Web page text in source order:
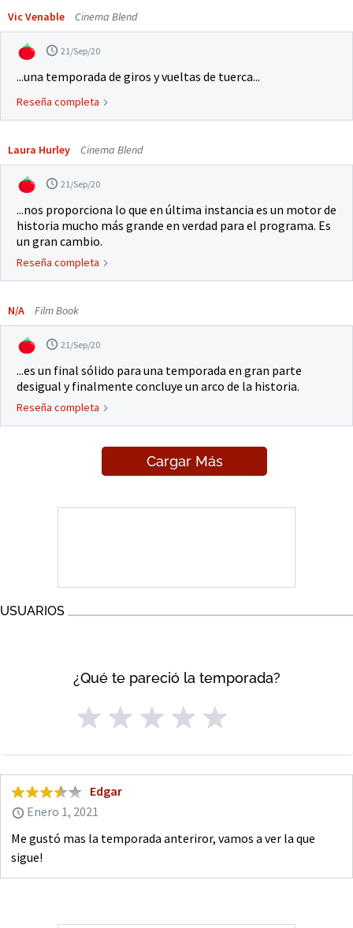
Vic Venable Cinema Blend
21/Sep/20
...una temporada de giros y vueltas de tuerca...
Reseña completa
Laura Hurley Cinema Blend
21/Sep/20
...nos proporciona lo que en última instancia es un motor de
historia mucho más grande en verdad para el programa. Es
un gran cambio.
Reseña completa
N/A Film Book
21/Sep/20
...es un final sólido para una temporada en gran parte
desigual y finalmente concluye un arco de la historia.
Reseña completa
Cargar Más
USUARIOS
¿Qué te pareció la temporada?
Edgar
Enero 1, 2021
Me gustó mas la temporada anteriror, vamos a ver la que
sigue!